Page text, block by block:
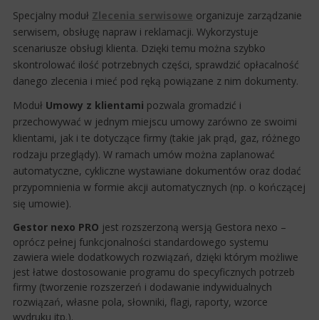
Specjalny moduł Zlecenia serwisowe organizuje zarządzanie
serwisem, obsługę napraw i reklamacji. Wykorzystuje
scenariusze obsługi klienta. Dzięki temu można szybko
skontrolować ilość potrzebnych części, sprawdzić opłacalność
danego zlecenia i mieć pod ręką powiązane z nim dokumenty.
Moduł Umowy z klientami pozwala gromadzić i
przechowywać w jednym miejscu umowy zarówno ze swoimi
klientami, jak i te dotyczące firmy (takie jak prąd, gaz, różnego
rodzaju przeglądy). W ramach umów można zaplanować
automatyczne, cykliczne wystawiane dokumentów oraz dodać
przypomnienia w formie akcji automatycznych (np. o kończącej
się umowie).
Gestor nexo PRO jest rozszerzoną wersją Gestora nexo –
oprócz pełnej funkcjonalności standardowego systemu
zawiera wiele dodatkowych rozwiązań, dzięki którym możliwe
jest łatwe dostosowanie programu do specyficznych potrzeb
firmy (tworzenie rozszerzeń i dodawanie indywidualnych
rozwiązań, własne pola, słowniki, flagi, raporty, wzorce
wydruku itp.).